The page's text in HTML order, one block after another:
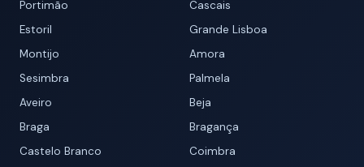
Portimão
Cascais
Estoril
Grande Lisboa
Montijo
Amora
Sesimbra
Palmela
Aveiro
Beja
Braga
Bragança
Castelo Branco
Coimbra